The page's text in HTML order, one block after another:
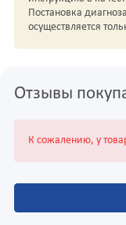
Постановка
осуществляется
Отзывы
К сожалению, у